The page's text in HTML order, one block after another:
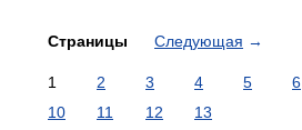
Страницы Следующая →
1 2 3 4 5 6
10
11 12 13